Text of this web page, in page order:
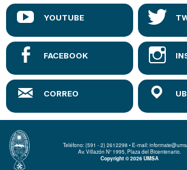
Teléfono: (591 - 2) 2612298 • E-mail:
Av. Villazón N° 1995, Plaza del Bicentenario.
Copyright © 2026 UMSA